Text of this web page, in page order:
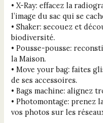
• X-Ray: effacez la
l’image du sac qui se
• Shaker: secouez et
biodiversité.
• Pousse-pousse:
la Maison.
• Move your bag: faites
de ses accessoires.
• Bags machine: alignez
• Photomontage: prenez
vos photos sur les